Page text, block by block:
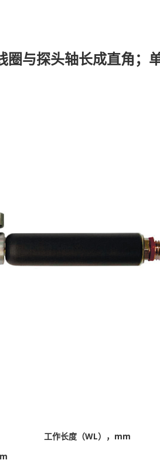
与探头轴长成直角；
工作长度（WL），mm